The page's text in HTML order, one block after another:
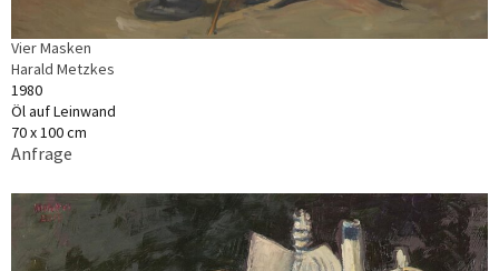
Vier Masken
Harald Metzkes
1980
Öl auf Leinwand
70 x 100 cm
Anfrage